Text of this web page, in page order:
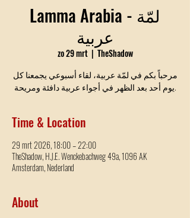
Lamma Arabia - لمّة
عربية
zo 29 mrt
  |
TheShadow
مرحباً بكم في لمّة عربية، لقاء أسبوعي يجمعنا كل
يوم أحد بعد الظهر في أجواء عربية دافئة ومريحة.
Time & Location
29 mrt 2026, 18:00 – 22:00
TheShadow, H.J.E. Wenckebachweg 49a, 1096 AK
Amsterdam, Nederland
About